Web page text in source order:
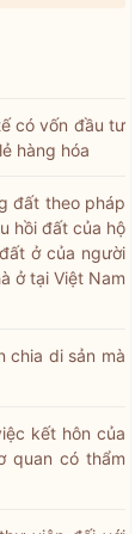
có vốn đầu tư
hàng hóa
đất theo pháp
hồi đất của hộ
ở của người
ở tại Việt Nam
chia di sản mà
kết hôn của
quan có thẩm